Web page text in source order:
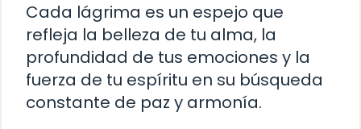
Cada lágrima es un espejo que
refleja la belleza de tu alma, la
profundidad de tus emociones y la
fuerza de tu espíritu en su búsqueda
constante de paz y armonía.